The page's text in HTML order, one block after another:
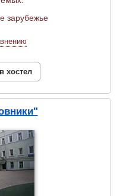
зарубежье
хостел